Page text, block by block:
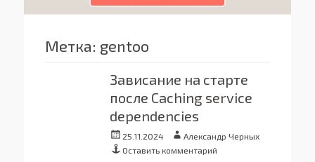
Метка: gentoo
Зависание на старте
после Сaching service
dependencies
Опубликовано
25.11.2024 АвторАлександр Черных
Оставить комментарий